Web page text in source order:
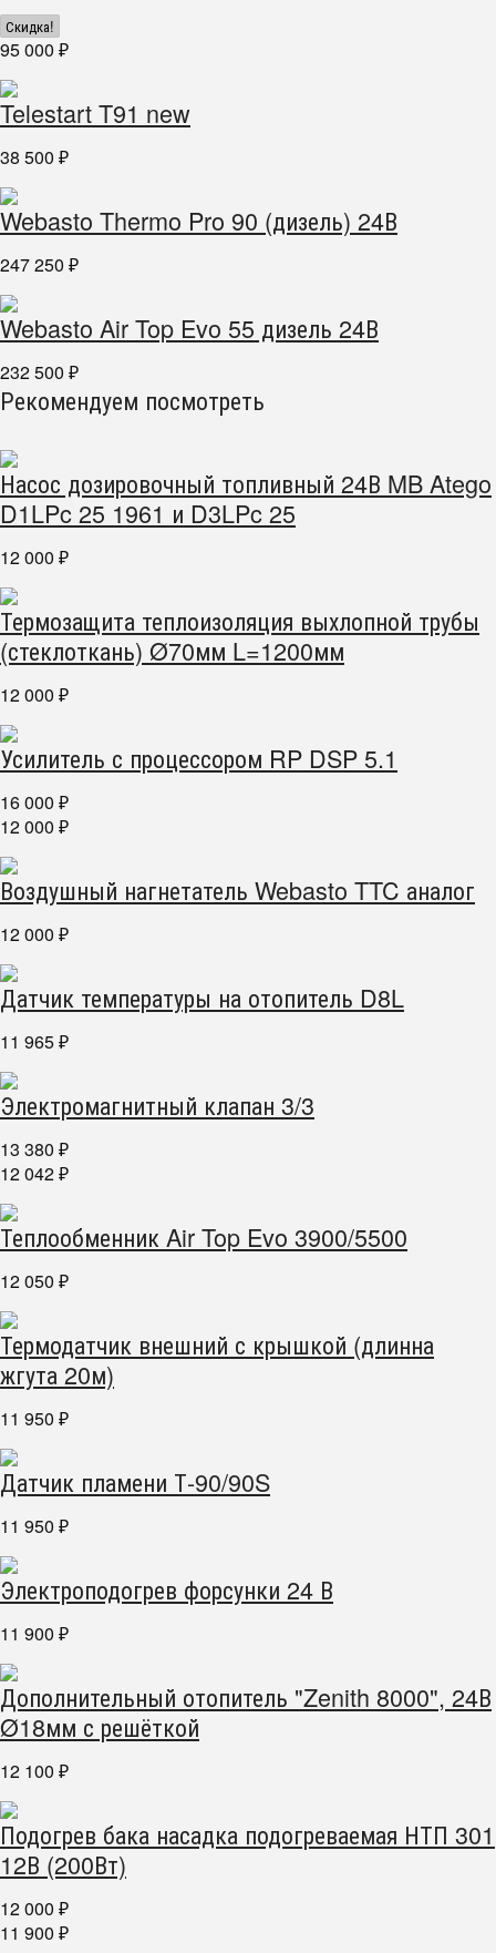
Скидка!
95 000 ₽
Telestart T91 new
38 500 ₽
Webasto Thermo Pro 90 (дизель) 24В
247 250 ₽
Webasto Air Top Evo 55 дизель 24В
232 500 ₽
Рекомендуем посмотреть
Насос дозировочный топливный 24В MB Atego
D1LPc 25 1961 и D3LPc 25
12 000 ₽
Термозащита теплоизоляция выхлопной трубы
(стеклоткань) Ø70мм L=1200мм
12 000 ₽
Усилитель с процессором RP DSP 5.1
16 000 ₽
12 000 ₽
Воздушный нагнетатель Webasto TTC аналог
12 000 ₽
Датчик температуры на отопитель D8L
11 965 ₽
Электромагнитный клапан 3/3
13 380 ₽
12 042 ₽
Теплообменник Air Top Evo 3900/5500
12 050 ₽
Термодатчик внешний с крышкой (длинна
жгута 20м)
11 950 ₽
Датчик пламени Т-90/90S
11 950 ₽
Электроподогрев форсунки 24 В
11 900 ₽
Дополнительный отопитель "Zenith 8000", 24В
Ø18мм с решёткой
12 100 ₽
Подогрев бака насадка подогреваемая НТП 301
12В (200Вт)
12 000 ₽
11 900 ₽